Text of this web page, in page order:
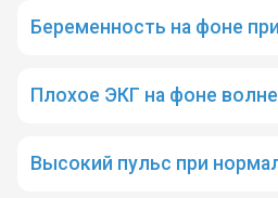
Беременность на фоне
Плохое ЭКГ на фоне
Высокий пульс при